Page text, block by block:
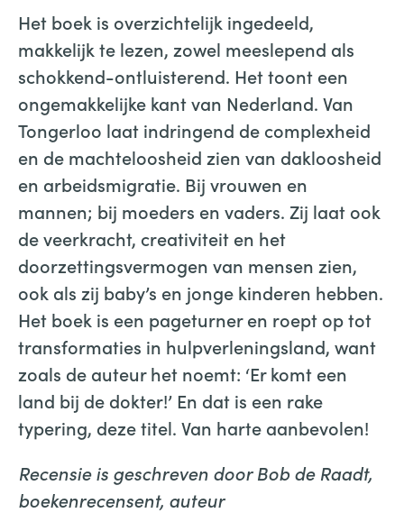
Het boek is overzichtelijk ingedeeld,
makkelijk te lezen, zowel meeslepend als
schokkend-ontluisterend. Het toont een
ongemakkelijke kant van Nederland. Van
Tongerloo laat indringend de complexheid
en de machteloosheid zien van dakloosheid
en arbeidsmigratie. Bij vrouwen en
mannen; bij moeders en vaders. Zij laat ook
de veerkracht, creativiteit en het
doorzettingsvermogen van mensen zien,
ook als zij baby’s en jonge kinderen hebben.
Het boek is een pageturner en roept op tot
transformaties in hulpverleningsland, want
zoals de auteur het noemt: ‘Er komt een
land bij de dokter!’ En dat is een rake
typering, deze titel. Van harte aanbevolen!
Recensie is geschreven door Bob de Raadt,
boekenrecensent, auteur